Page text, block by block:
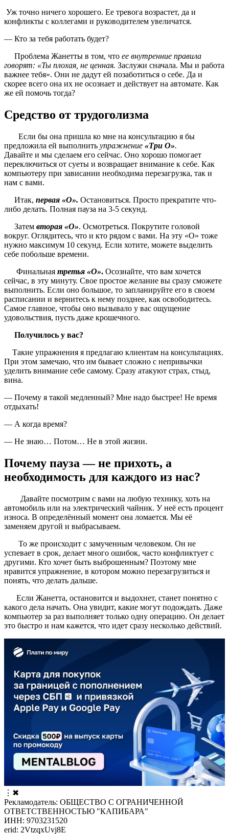
Уж точно ничего хорошего. Ее тревога возрастет, да и
конфликты с коллегами и руководителем увеличатся.
— Кто за тебя работать будет?
Проблема Жанетты в том, что ее внутренние правила
говорят: «Ты плохая, не ценная. Заслужи сначала. Мы и работа
важнее тебя». Они не дадут ей позаботиться о себе. Да и
скорее всего она их не осознает и действует на автомате. Как
же ей помочь тогда?
Средство от трудоголизма
Если бы она пришла ко мне на консультацию я бы
предложила ей выполнить упражнение «Три О».
Давайте и мы сделаем его сейчас. Оно хорошо помогает
переключиться от суеты и возвращает внимание к себе. Как
компьютеру при зависании необходима перезагрузка, так и
нам с вами.
Итак, первая «О». Остановиться. Просто прекратите что-
либо делать. Полная пауза на 3-5 секунд.
Затем вторая «О». Осмотреться. Покрутите головой
вокруг. Оглядитесь, что и кто рядом с вами. На эту «О» тоже
нужно максимум 10 секунд. Если хотите, можете выделить
себе побольше времени.
Финальная третья «О». Осознайте, что вам хочется
сейчас, в эту минуту. Свое простое желание вы сразу сможете
выполнить. Если оно большое, то запланируйте его в своем
расписании и вернитесь к нему позднее, как освободитесь.
Самое главное, чтобы оно вызывало у вас ощущение
удовольствия, пусть даже крошечного.
Получилось у вас?
Такие упражнения я предлагаю клиентам на консультациях.
При этом замечаю, что им бывает сложно с непривычки
уделить внимание себе самому. Сразу атакуют страх, стыд,
вина.
— Почему я такой медленный? Мне надо быстрее! Не время
отдыхать!
— А когда время?
— Не знаю… Потом… Не в этой жизни.
Почему пауза — не прихоть, а
необходимость для каждого из нас?
Давайте посмотрим с вами на любую технику, хоть на
автомобиль или на электрический чайник. У неё есть процент
износа. В определённый момент она ломается. Мы её
заменяем другой и выбрасываем.
То же происходит с замученным человеком. Он не
успевает в срок, делает много ошибок, часто конфликтует с
другими. Кто хочет быть выброшенным? Поэтому мне
нравится упражнение, в котором можно перезагрузиться и
понять, что делать дальше.
Если Жанетта, остановится и выдохнет, станет понятно с
какого дела начать. Она увидит, какие могут подождать. Даже
компьютер за раз выполняет только одну операцию. Он делает
это быстро и нам кажется, что идет сразу несколько действий.
⋮ ✖
Рекламодатель: ОБЩЕСТВО С ОГРАНИЧЕННОЙ
ОТВЕТСТВЕННОСТЬЮ "КАПИБАРА"
ИНН: 9703231520
erid: 2VtzqxUvj8E